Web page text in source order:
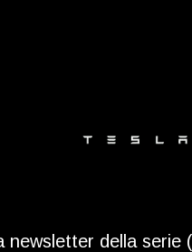
della serie